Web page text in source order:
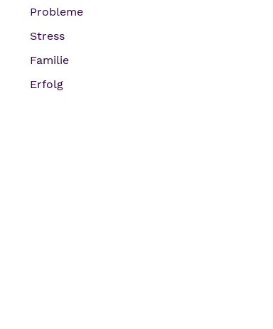
Probleme
Stress
Familie
Erfolg